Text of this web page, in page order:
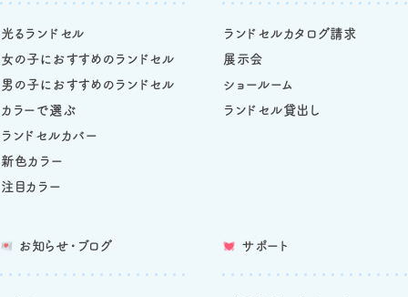
光るランドセル
女の子におすすめのランドセル
男の子におすすめのランドセル
カラーで選ぶ
ランドセルカバー
新色カラー
注目カラー
ランドセルカタログ請求
展示会
ショールーム
ランドセル貸出し
お知らせ・ブログ サポート